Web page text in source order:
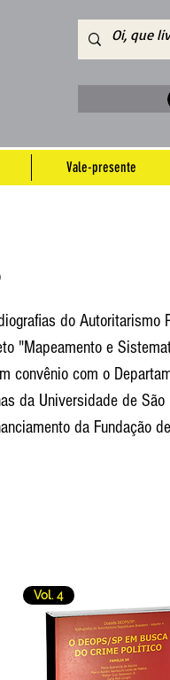
Vale-presente
do Autoritarismo
"Mapeamento e
convênio com o
da Universidade de São
da Fundação
Vol. 4